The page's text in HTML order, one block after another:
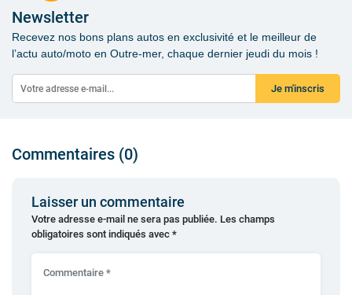
Newsletter
Recevez nos bons plans autos en exclusivité et le meilleur de
l’actu auto/moto en Outre-mer, chaque dernier jeudi du mois !
Je m'inscris
Commentaires (0)
Laisser un commentaire
Votre adresse e-mail ne sera pas publiée. Les champs
obligatoires sont indiqués avec *